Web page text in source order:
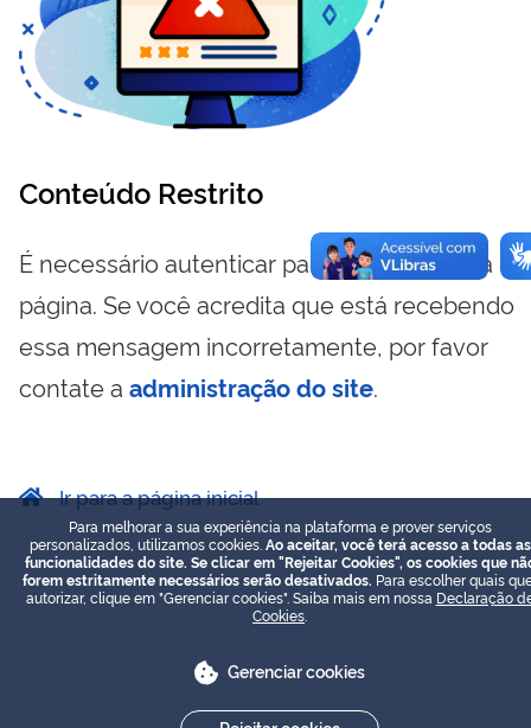
Conteúdo Restrito
É necessário autenticar para visualizar essa
página. Se você acredita que está recebendo
essa mensagem incorretamente, por favor
contate a administração do site.
Ir para a página inicial
Para melhorar a sua experiência na plataforma e prover serviços
personalizados, utilizamos cookies. Ao aceitar, você terá acesso a todas as
funcionalidades do site. Se clicar em "Rejeitar Cookies", os cookies que
forem estritamente necessários serão desativados. Para escolher quais
autorizar, clique em "Gerenciar cookies". Saiba mais em nossa Declaração
Cookies
Gerenciar cookies